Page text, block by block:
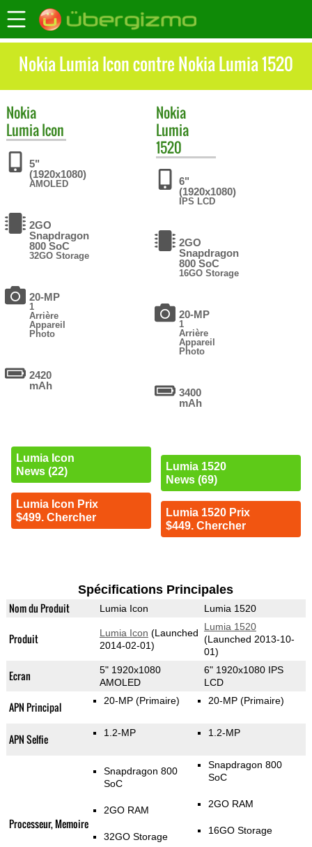
Nokia Lumia Icon contre Nokia Lumia 1520
Nokia
Lumia Icon
5"
(1920x1080)
AMOLED
2GO
Snapdragon
800 SoC
32GO Storage
20-MP
1
Arrière
Appareil
Photo
2420
mAh
Lumia Icon
News (22)
Lumia Icon Prix
$499. Chercher
Nokia
Lumia
1520
6"
(1920x1080)
IPS LCD
2GO
Snapdragon
800 SoC
16GO Storage
20-MP
1
Arrière
Appareil
Photo
3400
mAh
Lumia 1520
News (69)
Lumia 1520 Prix
$449. Chercher
Spécifications Principales
Nom du Produit Lumia Icon Lumia 1520
Produit Lumia Icon (Launched
2014-02-01)
Lumia 1520
(Launched 2013-10-
01)
Ecran
5" 1920x1080
AMOLED
6" 1920x1080 IPS
LCD
APN Principal 20-MP (Primaire) 20-MP (Primaire)
APN Selfie 1.2-MP 1.2-MP
Processeur, Memoire
Snapdragon 800
SoC
2GO RAM
32GO Storage
Snapdragon 800
SoC
2GO RAM
16GO Storage